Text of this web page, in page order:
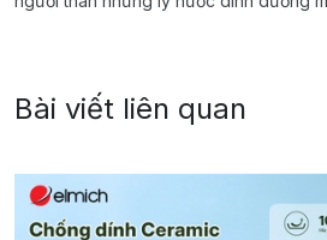
Bài viết liên quan